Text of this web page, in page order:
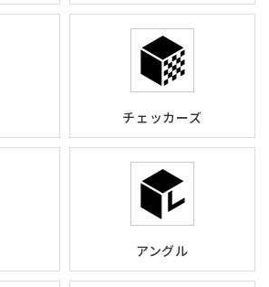
チェッカーズ
アングル